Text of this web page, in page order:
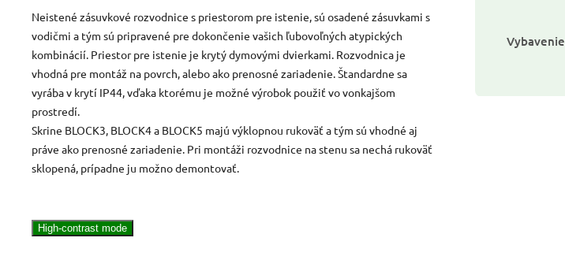
Neistené zásuvkové rozvodnice s priestorom pre istenie, sú osadené zásuvkami s
vodičmi a tým sú pripravené pre dokončenie vašich ľubovoľných atypických
kombinácií. Priestor pre istenie je krytý dymovými dvierkami. Rozvodnica je
vhodná pre montáž na povrch, alebo ako prenosné zariadenie. Štandardne sa
vyrába v krytí IP44, vďaka ktorému je možné výrobok použiť vo vonkajšom
prostredí.
Skrine BLOCK3, BLOCK4 a BLOCK5 majú výklopnou rukoväť a tým sú vhodné aj
práve ako prenosné zariadenie. Pri montáži rozvodnice na stenu sa nechá rukoväť
sklopená, prípadne ju možno demontovať.
Vybavenie
High-contrast mode